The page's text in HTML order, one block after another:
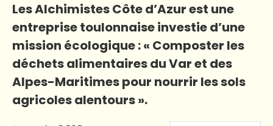
Les Alchimistes Côte d’Azur est une
entreprise toulonnaise investie d’une
mission écologique : « Composter les
déchets alimentaires du Var et des
Alpes-Maritimes pour nourrir les sols
agricoles alentours ».